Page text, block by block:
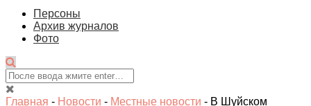
Персоны
Архив журналов
Фото
Главная - Новости - Местные новости - В Шуйском